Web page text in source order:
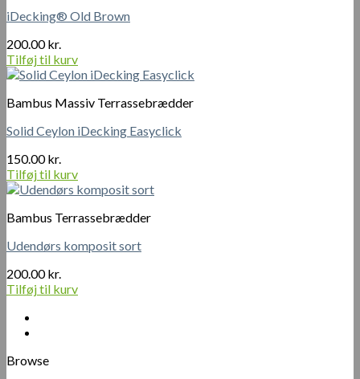
iDecking® Old Brown
200.00kr.
Tilføj til kurv
Bambus Massiv Terrassebrædder
Solid Ceylon iDecking Easyclick
150.00kr.
Tilføj til kurv
Bambus Terrassebrædder
Udendørs komposit sort
200.00kr.
Tilføj til kurv
Browse